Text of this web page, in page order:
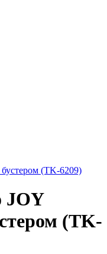
бустером (TK-6209)
JOY
(TK-